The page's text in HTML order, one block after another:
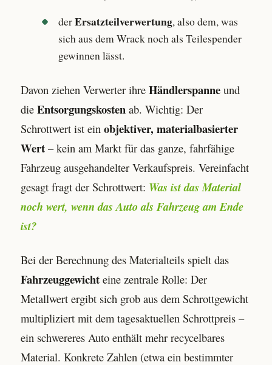
derErsatzteilverwertung, also dem, was
sich aus dem Wrack noch als Teilespender
gewinnen lässt.
Davon ziehen Verwerter ihre Händlerspanne und
die Entsorgungskosten ab. Wichtig: Der
Schrottwert ist ein objektiver, materialbasierter
Wert – kein am Markt für das ganze, fahrfähige
Fahrzeug ausgehandelter Verkaufspreis. Vereinfacht
gesagt fragt der Schrottwert: Was ist das Material
noch wert, wenn das Auto als Fahrzeug am Ende
ist?
Bei der Berechnung des Materialteils spielt das
Fahrzeuggewicht eine zentrale Rolle: Der
Metallwert ergibt sich grob aus dem Schrottgewicht
multipliziert mit dem tagesaktuellen Schrottpreis –
ein schwereres Auto enthält mehr recycelbares
Material. Konkrete Zahlen (etwa ein bestimmter